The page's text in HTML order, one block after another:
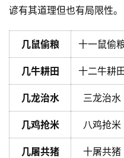
谚有其道理但也有局限性。
几鼠偷粮 十一鼠偷
几牛耕田 十二牛耕田
几龙治水 三龙治水
几鸡抢米 八鸡抢米
几屠共猪 十屠共猪